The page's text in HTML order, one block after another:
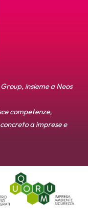
insieme a Neos
competenze,
a imprese e